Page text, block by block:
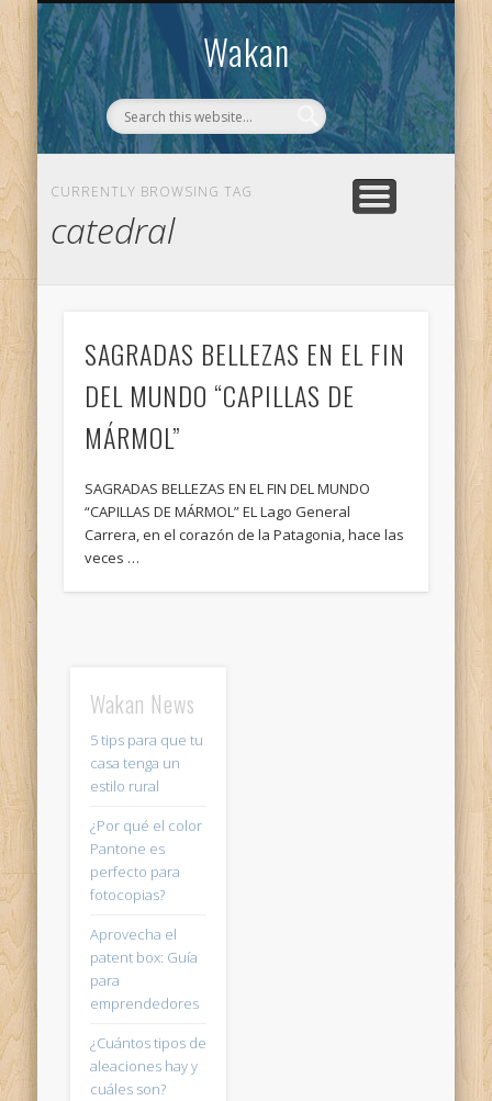
Wakan
WAKAN
CONTACTO
CURRENTLY BROWSING TAG
catedral
SAGRADAS BELLEZAS EN EL FIN
DEL MUNDO “CAPILLAS DE
MÁRMOL”
SAGRADAS BELLEZAS EN EL FIN DEL MUNDO
“CAPILLAS DE MÁRMOL” EL Lago General
Carrera, en el corazón de la Patagonia, hace las
veces …
Wakan News
5 tips para que tu
casa tenga un
estilo rural
¿Por qué el color
Pantone es
perfecto para
fotocopias?
Aprovecha el
patent box: Guía
para
emprendedores
¿Cuántos tipos de
aleaciones hay y
cuáles son?